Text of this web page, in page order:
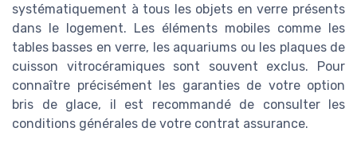
systématiquement à tous les objets en verre présents
dans le logement. Les éléments mobiles comme les
tables basses en verre, les aquariums ou les plaques de
cuisson vitrocéramiques sont souvent exclus. Pour
connaître précisément les garanties de votre option
bris de glace, il est recommandé de consulter les
conditions générales de votre contrat assurance.